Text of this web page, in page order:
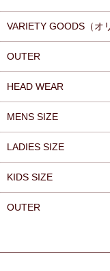
VARIETY GOODS（オ
OUTER
HEAD WEAR
MENS SIZE
LADIES SIZE
KIDS SIZE
OUTER